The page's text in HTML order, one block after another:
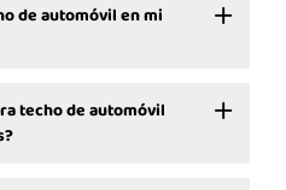
de automóvil en mi
techo de automóvil